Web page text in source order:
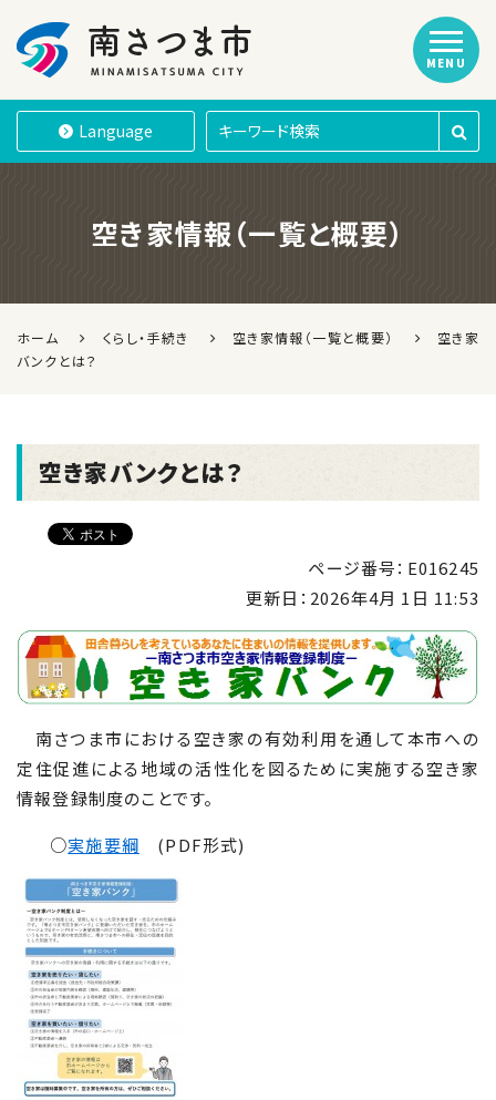
南さつま市
Language
MENU
空き家情報（一覧と概要）
ホーム くらし・手続き 空き家情報（一覧と概要）
空き家
バンクとは？
空き家バンクとは？
ページ番号：E016245
更新日： 2026年4月 1日 11:53
南さつま市における空き家の有効利用を通して本市への
定住促進による地域の活性化を図るために実施する空き家
情報登録制度のことです。
○実施要綱 (PDF形式)